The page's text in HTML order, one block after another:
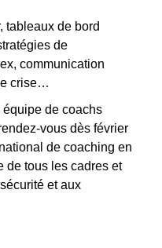
tableaux de bord
de
communication
crise…
équipe de coachs
vous dès février
de coaching en
de tous les cadres et
et aux